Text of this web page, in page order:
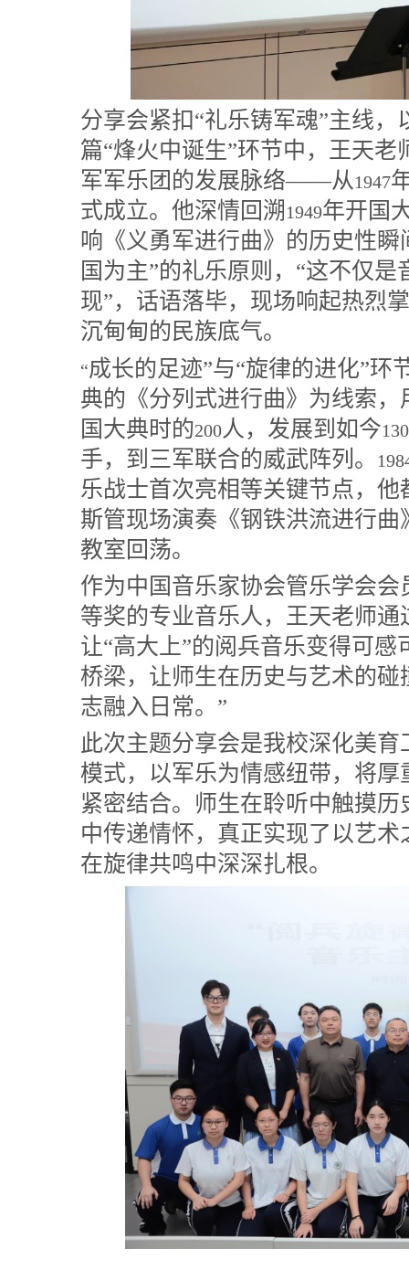
分享会紧扣“礼乐铸军魂”主线
篇“烽火中诞生”环节中，王天
军军乐团的发展脉络——从1947
式成立。他深情回溯 1949年开国
响《义勇军进行曲》的历史性
国为主”的礼乐原则，“这不仅
现”，话语落毕，现场响起热烈
沉甸甸的民族底气。
“成长的足迹”与“旋律的进化”
典的《分列式进行曲》为线索
国大典时的200人，发展到如今
手，到三军联合的威武阵列。
乐战士首次亮相等关键节点，
斯管现场演奏《钢铁洪流进行
教室回荡。
作为中国音乐家协会管乐学会
等奖的专业音乐人，王天老师
让“高大上”的阅兵音乐变得可
桥梁，让师生在历史与艺术的
志融入日常。”
此次主题分享会是我校深化美
模式，以军乐为情感纽带，将
紧密结合。师生在聆听中触摸
中传递情怀，真正实现了以艺
在旋律共鸣中深深扎根。